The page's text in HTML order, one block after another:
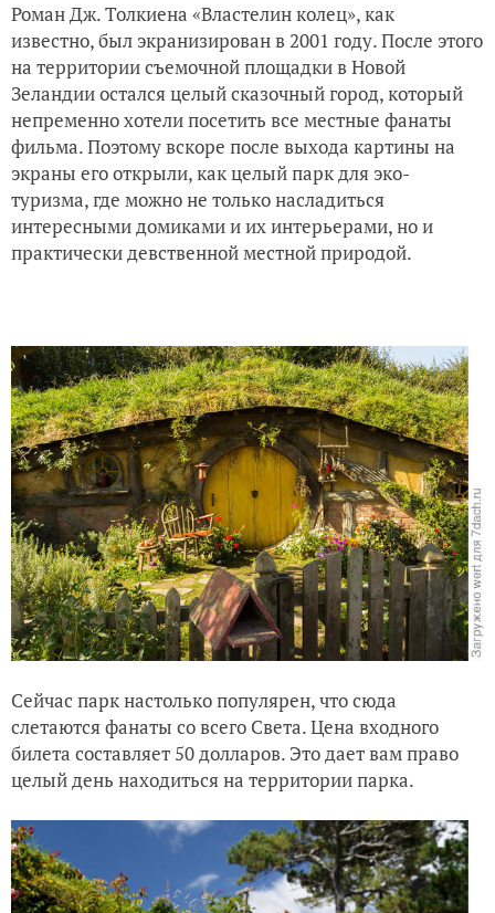
Роман Дж. Толкиена «Властелин колец», как
известно, был экранизирован в 2001 году. После этого
на территории съемочной площадки в Новой
Зеландии остался целый сказочный город, который
непременно хотели посетить все местные фанаты
фильма. Поэтому вскоре после выхода картины на
экраны его открыли, как целый парк для эко-
туризма, где можно не только насладиться
интересными домиками и их интерьерами, но и
практически девственной местной природой.
Сейчас парк настолько популярен, что сюда
слетаются фанаты со всего Света. Цена входного
билета составляет 50 долларов. Это дает вам право
целый день находиться на территории парка.